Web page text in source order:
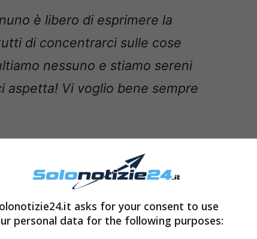
è libero di esprimere la
di concentrarci sulle cose
nessuno e stiamo sereni
aspetta! Vi voglio bene sempre
asks for your consent to use
personal data for the following purposes: